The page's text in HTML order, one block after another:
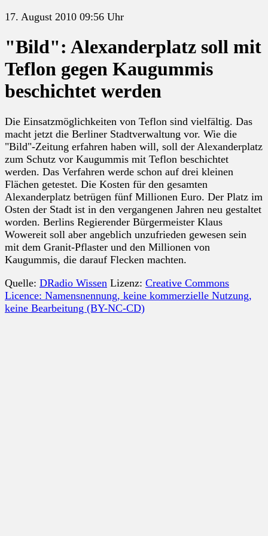
17. August 2010 09:56 Uhr
"Bild": Alexanderplatz soll mit
Teflon gegen Kaugummis
beschichtet werden
Die Einsatzmöglichkeiten von Teflon sind vielfältig. Das
macht jetzt die Berliner Stadtverwaltung vor. Wie die
"Bild"-Zeitung erfahren haben will, soll der Alexanderplatz
zum Schutz vor Kaugummis mit Teflon beschichtet
werden. Das Verfahren werde schon auf drei kleinen
Flächen getestet. Die Kosten für den gesamten
Alexanderplatz betrügen fünf Millionen Euro. Der Platz im
Osten der Stadt ist in den vergangenen Jahren neu gestaltet
worden. Berlins Regierender Bürgermeister Klaus
Wowereit soll aber angeblich unzufrieden gewesen sein
mit dem Granit-Pflaster und den Millionen von
Kaugummis, die darauf Flecken machten.
Quelle: DRadio Wissen Lizenz: Creative Commons
Licence: Namensnennung, keine kommerzielle Nutzung,
keine Bearbeitung (BY-NC-CD)